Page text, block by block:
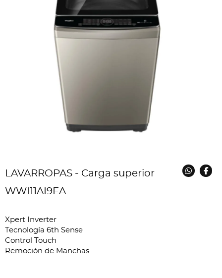
LAVARROPAS - Carga superior
WWI11AI9EA
Xpert Inverter
Tecnología 6th Sense
Control Touch
Remoción de Manchas